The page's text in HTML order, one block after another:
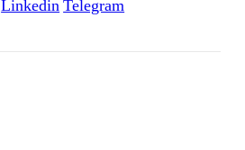
Linkedin Telegram